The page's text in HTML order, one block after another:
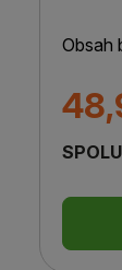
Obsah